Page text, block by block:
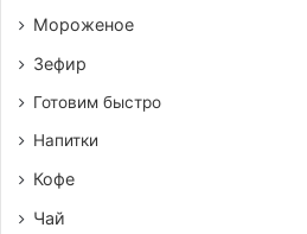
Мороженое
Зефир
Готовим быстро
Напитки
Кофе
Чай